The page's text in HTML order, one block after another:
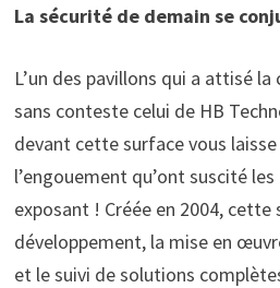
La sécurité de demain se
L’un des pavillons qui a attisé
sans conteste celui de HB
devant cette surface vous
l’engouement qu’ont suscité
exposant ! Créée en 2004, cette
développement, la mise en
et le suivi de solutions